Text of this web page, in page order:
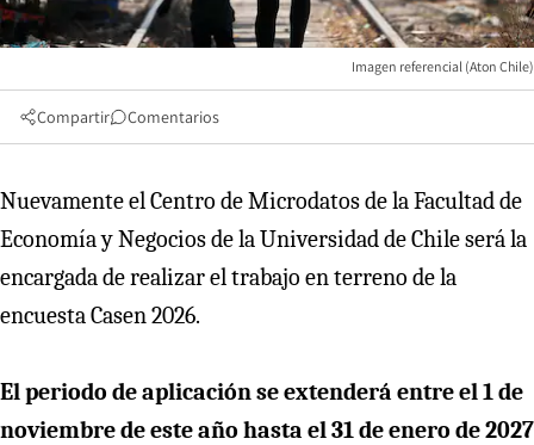
Imagen referencial (Aton Chile)
Compartir Comentarios
Nuevamente el Centro de Microdatos de la Facultad de
Economía y Negocios de la Universidad de Chile será la
encargada de realizar el trabajo en terreno de la
encuesta Casen 2026.
El periodo de aplicación se extenderá entre el 1 de
noviembre de este año hasta el 31 de enero de 2027